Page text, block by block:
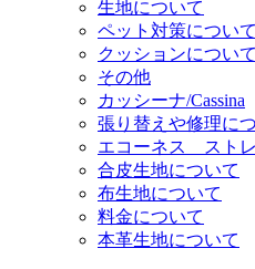
生地について
ペット対策について
クッションについて
その他
カッシーナ/Cassina
張り替えや修理に
エコーネス スト
合皮生地について
布生地について
料金について
本革生地について